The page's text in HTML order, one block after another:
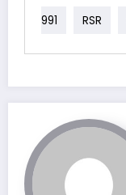
991 RSR